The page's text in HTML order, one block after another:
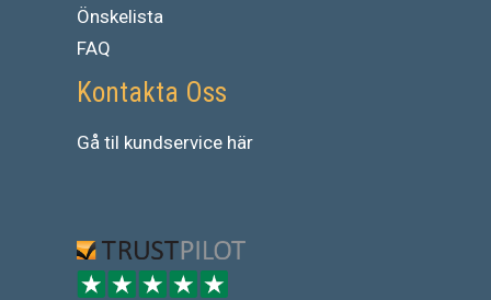
Önskelista
FAQ
Kontakta Oss
Gå til kundservice här